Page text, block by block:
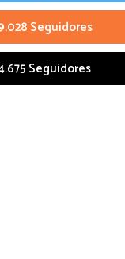
Seguidores
Seguidores